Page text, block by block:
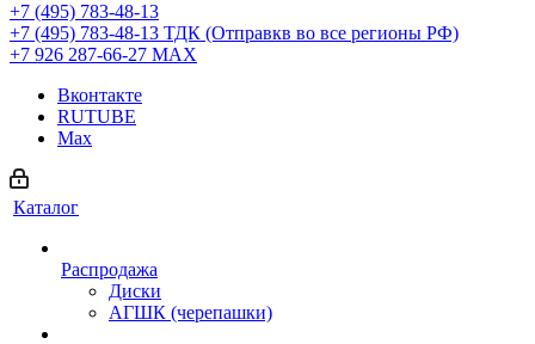
+7 (495) 783-48-13
+7 (495) 783-48-13 ТДК (Отправкв во все регионы РФ)
+7 926 287-66-27 МАХ
Вконтакте
RUTUBE
Max
Каталог
Распродажа
Диски
АГШК (черепашки)